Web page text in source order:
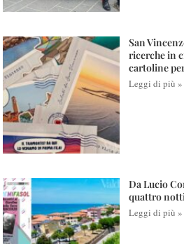
San
ricerche in
cartoline
Leggi di più »
Da Lucio
quattro
Leggi di più »